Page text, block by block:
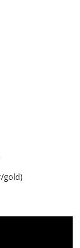
gold)